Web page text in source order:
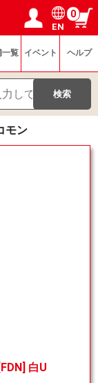
EN
0
一覧 イベント ヘルプ
モン
白U